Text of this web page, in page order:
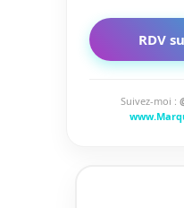
RDV
Suivez-moi :